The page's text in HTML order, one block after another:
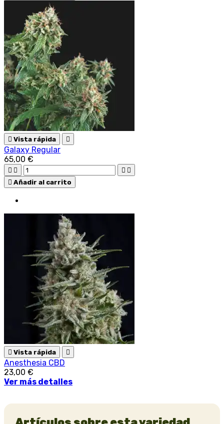
 Vista rápida 
Galaxy Regular
65,00 €
   
 Añadir al carrito
 Vista rápida 
Anesthesia CBD
23,00 €
Ver más detalles